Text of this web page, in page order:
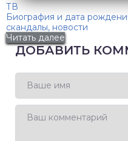
ТВ
Биография и дата
скандалы, новости
Читать далее
ДОБАВИТЬ